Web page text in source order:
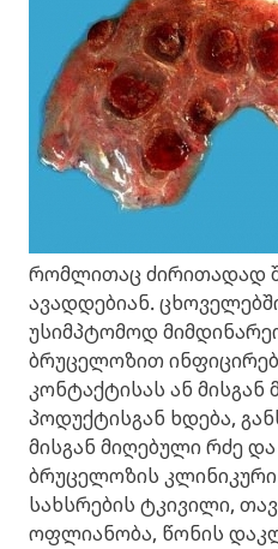
რომლითაც ძირითადად
ავადდებიან.
უსიმპტომოდ
ბრუცელოზით
კონტაქტისას ან მისგან
პოდუქტისგან ხდება,
მისგან მიღებული რძე
ბრუცელოზის კლინიკური
სახსრების ტკივილი,
ოფლიანობა, წონის